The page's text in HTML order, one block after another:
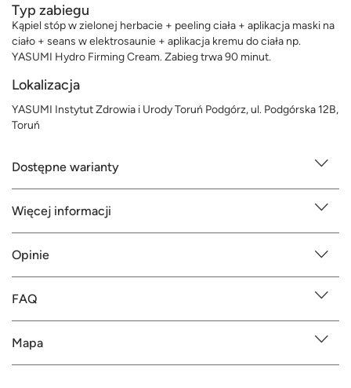
Typ zabiegu
Kąpiel stóp w zielonej herbacie + peeling ciała + aplikacja maski na
ciało + seans w elektrosaunie + aplikacja kremu do ciała np.
YASUMI Hydro Firming Cream. Zabieg trwa 90 minut.
Lokalizacja
YASUMI Instytut Zdrowia i Urody Toruń Podgórz, ul. Podgórska 12B,
Toruń
Dostępne warianty
Więcej informacji
Opinie
FAQ
Mapa